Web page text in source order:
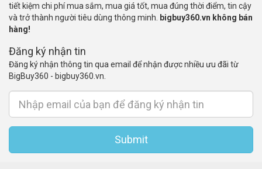
tiết kiệm chi phí mua sắm, mua giá tốt, mua đúng thời điểm, tin cậy
và trở thành người tiêu dùng thông minh.
bigbuy360.vn không bán
hàng!
Đăng ký nhận tin
Đăng ký nhận thông tin qua email để nhận được nhiều ưu đãi từ
BigBuy360 - bigbuy360.vn.
Submit